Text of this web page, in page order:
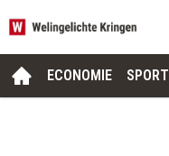
ECONOMIE SPORT